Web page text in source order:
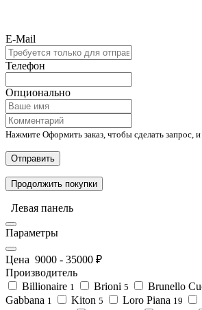
E-Mail
Телефон
Опционально
Нажмите Оформить заказ, чтобы сделать запрос,
Отправить
Продолжить покупки
Левая панель
Параметры
Цена 9000 - 35000 ₽
Производитель
Billionaire 1 Brioni 5 Brunello
Gabbana 1 Kiton 5 Loro Piana 19